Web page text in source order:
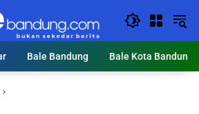
Bale Bandung Bale Kota Bandung